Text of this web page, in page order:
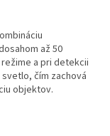
až 50
a pri detekcii
čím zachová
objektov.